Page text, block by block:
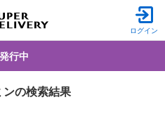
ログイン
行中
ンの検索結果